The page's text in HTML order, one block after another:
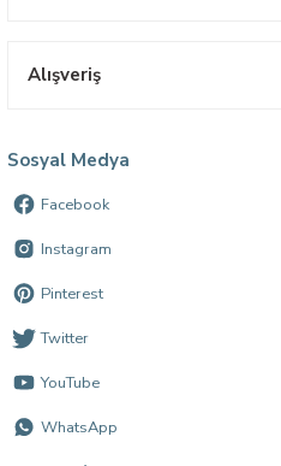
Alışveriş
Sosyal Medya
Facebook
Instagram
Pinterest
Twitter
YouTube
WhatsApp